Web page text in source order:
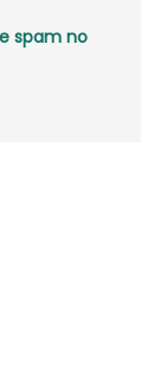
spam no